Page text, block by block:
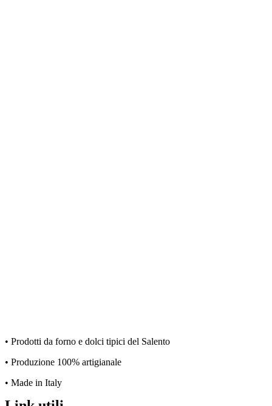
• Prodotti da forno e dolci tipici del Salento
• Produzione 100% artigianale
• Made in Italy